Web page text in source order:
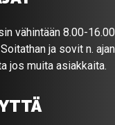
vähintään 8.00-
ja sovit n.
jos muita asiakkaita.